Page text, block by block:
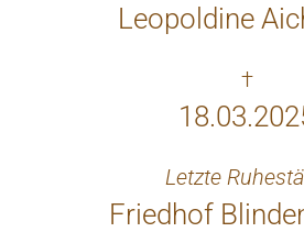
Leopoldine
†
Letzte
Friedhof